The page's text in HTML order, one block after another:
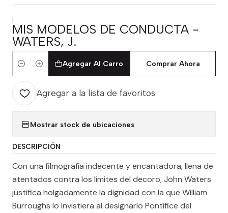
|
MIS MODELOS DE CONDUCTA -
WATERS, J.
Cantidad
Agregar Al Carro Comprar Ahora
Agregar a la lista de favoritos
Mostrar stock de ubicaciones
DESCRIPCIÓN
Con una filmografía indecente y encantadora, llena de
atentados contra los límites del decoro, John Waters
justifica holgadamente la dignidad con la que William
Burroughs lo invistiera al designarlo Pontífice del